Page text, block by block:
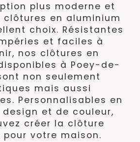
plus moderne et
clôtures en aluminium
choix. Résistantes
et faciles à
nos clôtures en
à Poey-de-
non seulement
mais aussi
Personnalisables en
et de couleur,
créer la clôture
votre maison.